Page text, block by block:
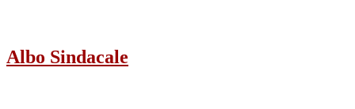
Albo Sindacale